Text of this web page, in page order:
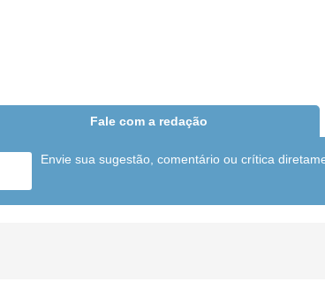
Fale com a redação
Envie sua sugestão, comentário ou crítica